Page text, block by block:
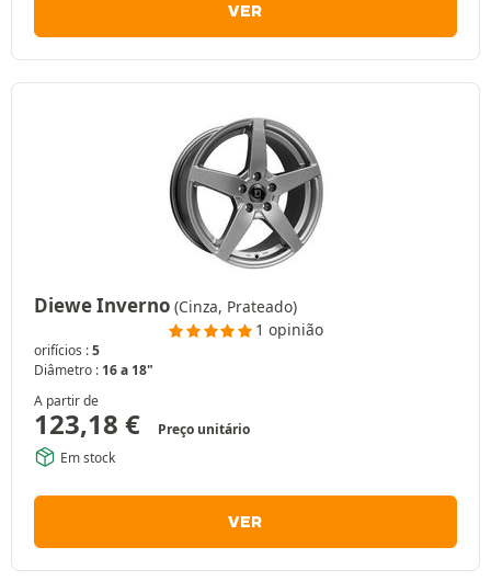
VER
Diewe Inverno (Cinza, Prateado)
1 opinião
orifícios :5
Diâmetro : 16 a 18"
A partir de
123,18 €
Preço unitário
Em stock
VER